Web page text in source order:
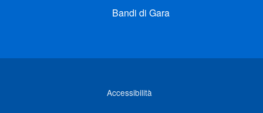
Bandi di Gara
Accessibilità